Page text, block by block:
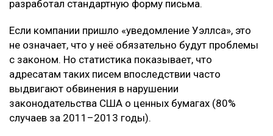
разработал стандартную форму письма.
Если компании пришло «уведомление Уэллса», это
не означает, что у неё обязательно будут проблемы
с законом. Но статистика показывает, что
адресатам таких писем впоследствии часто
выдвигают обвинения в нарушении
законодательства США о ценных бумагах (80%
случаев за 2011–2013 годы).